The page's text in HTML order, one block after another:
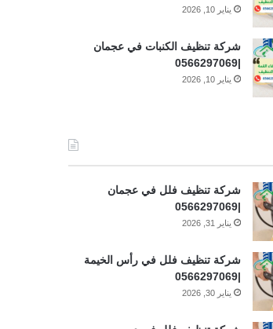
يناير 10, 2026
شركة تنظيف الكنبات في عجمان
|0566297069
يناير 10, 2026
شركة تنظيف فلل في عجمان
|0566297069
يناير 31, 2026
شركة تنظيف فلل في رأس الخيمة
|0566297069
يناير 30, 2026